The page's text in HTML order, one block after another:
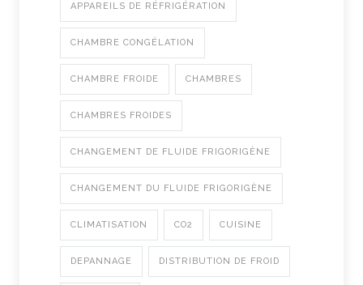
APPAREILS DE RÉFRIGÉRATION
CHAMBRE CONGÉLATION
CHAMBRE FROIDE CHAMBRES
CHAMBRES FROIDES
CHANGEMENT DE FLUIDE FRIGORIGÈNE
CHANGEMENT DU FLUIDE FRIGORIGÈNE
CLIMATISATION CO2 CUISINE
DEPANNAGE DISTRIBUTION DE FROID